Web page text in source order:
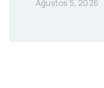
Ağustos 5, 2026